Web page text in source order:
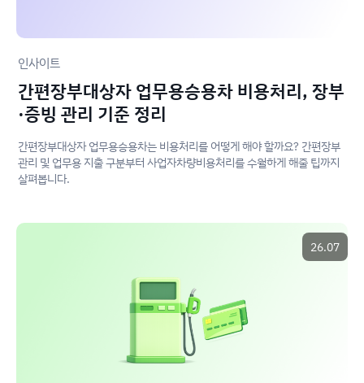
인사이트
간편장부대상자 업무용승용차 비용처리, 장부
·증빙 관리 기준 정리
간편장부대상자 업무용승용차는 비용처리를 어떻게 해야 할까요? 간편장부
관리 및 업무용 지출 구분부터 사업자차량비용처리를 수월하게 해줄 팁까지
살펴봅니다.
26.07